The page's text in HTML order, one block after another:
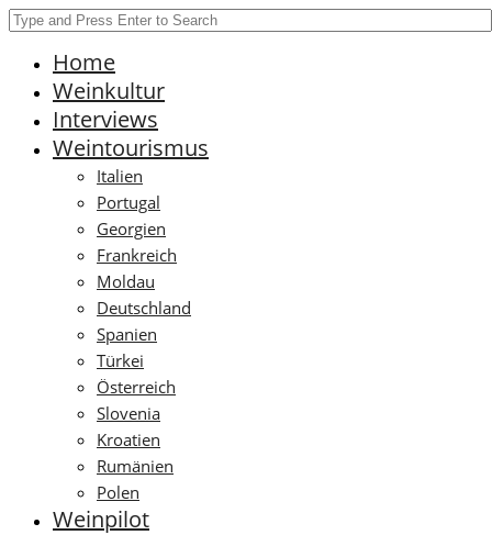
Home
Weinkultur
Interviews
Weintourismus
Italien
Portugal
Georgien
Frankreich
Moldau
Deutschland
Spanien
Türkei
Österreich
Slovenia
Kroatien
Rumänien
Polen
Weinpilot